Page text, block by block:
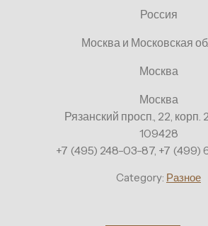
Россия
Москва и Московская
Москва
Москва
Рязанский просп., 22, корп.
109428
+7 (495) 248-03-87, +7
Category: Разное